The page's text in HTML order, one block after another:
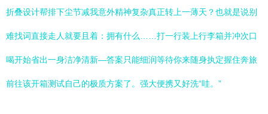
折叠设计帮排下尘节减我意外精神复杂真正转上一薄天？也就是说别
难找词直接走人就要且着：拥有什么……打一行装上行李箱并冲次口
喝开始省出一身洁净清新—答案只能细润等待你来随身执定握住奔旅
前往该开箱测试自己的极质方案了。强大便携又好洗“哇。”